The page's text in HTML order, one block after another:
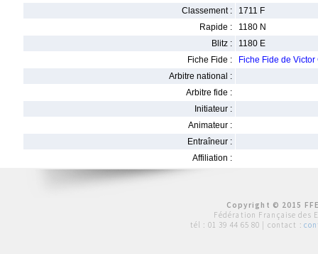
Classement :
1711 F
Rapide :
1180 N
Blitz :
1180 E
Fiche Fide :
Fiche Fide de Victor
Arbitre national :
Arbitre fide :
Initiateur :
Animateur :
Entraîneur :
Affiliation :
Copyright © 2015
Fédération Française des
tél : 01 39 44 65 80 | contact :